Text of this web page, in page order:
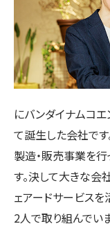
にバンダイナムコ
て誕生した会社です
製造・販売事業を
す。決して大きな会
ェアードサービス
2人で取り組んでい